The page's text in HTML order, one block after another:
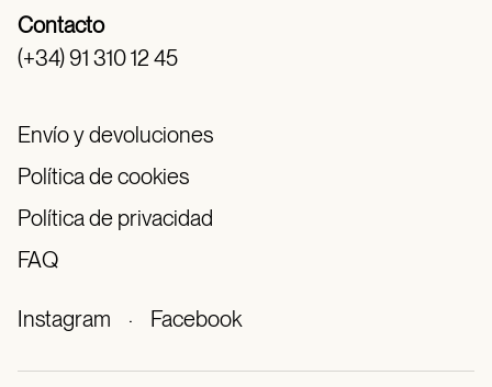
Contacto
(+34) 91 310 12 45
Envío y devoluciones
Política de cookies
Política de privacidad
FAQ
Instagram · Facebook